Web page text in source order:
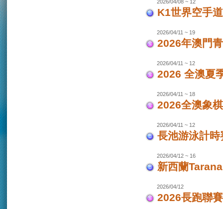
2026/04/08 ~ 12
K1世界空手
2026/04/11 ~ 19
2026年澳門
2026/04/11 ~ 12
2026 全澳夏
2026/04/11 ~ 18
2026全澳象
2026/04/11 ~ 12
長池游泳計
2026/04/12 ~ 16
新西蘭
2026/04/12
2026長跑聯